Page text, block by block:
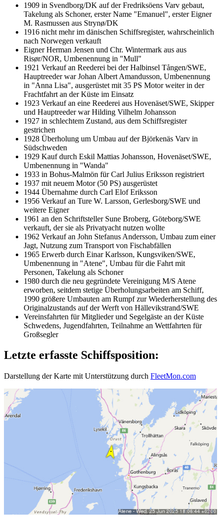
1909 in Svendborg/DK auf der Fredriksöens Varv gebaut,
Takelung als Schoner, erster Name "Emanuel", erster Eigner
M. Rasmussen aus Strynø/DK
1916 nicht mehr im dänischen Schiffsregister, wahrscheinlich
nach Norwegen verkauft
Eigner Herman Jensen und Chr. Wintermark aus aus
Risør/NOR, Umbenennung in "Mull"
1921 Verkauf an Reederei bei der Halbinsel Tången/SWE,
Hauptreeder war Johan Albert Amandusson, Umbenennung
in "Anna Lisa", ausgerüstet mit 35 PS Motor weiter in der
Frachtfahrt an der Küste im Einsatz
1923 Verkauf an eine Reederei aus Hovenäset/SWE, Skipper
und Hauptreeder war Hilding Vilhelm Johansson
1927 in schlechtem Zustand, aus dem Schiffsregister
gestrichen
1928 Überholung um Umbau auf der Björkenäs Varv in
Südschweden
1929 Kauf durch Eskil Mattias Johansson, Hovenäset/SWE,
Umbenennung in "Wanda"
1933 in Bohus-Malmön für Carl Julius Eriksson registriert
1937 mit neuem Motor (50 PS) ausgerüstet
1944 Übernahme durch Carl Elof Eriksson
1956 Verkauf an Ture W. Larsson, Gerlesborg/SWE und
weitere Eigner
1961 an den Schriftsteller Sune Broberg, Göteborg/SWE
verkauft, der sie als Privatyacht nutzen wollte
1962 Verkauf an John Stefanus Andersson, Umbau zum einer
Jagt, Nutzung zum Transport von Fischabfällen
1965 Erwerb durch Einar Karlsson, Kungsviken/SWE,
Umbenennung in "Atene", Umbau für die Fahrt mit
Personen, Takelung als Schoner
1980 durch die neu gegründete Vereinigung M/S Atene
erworben, seitdem stetige Überholungsarbeiten am Schiff,
1990 größere Umbauten am Rumpf zur Wiederherstellung des
Originalzustands auf der Werft von Hällevikstrand/SWE
Vereinsfahrten für Mitglieder und Segelgäste an der Küste
Schwedens, Jugendfahrten, Teilnahme an Wettfahrten für
Großsegler
Letzte erfasste Schiffsposition:
Darstellung der Karte mit Unterstützung durch FleetMon.com